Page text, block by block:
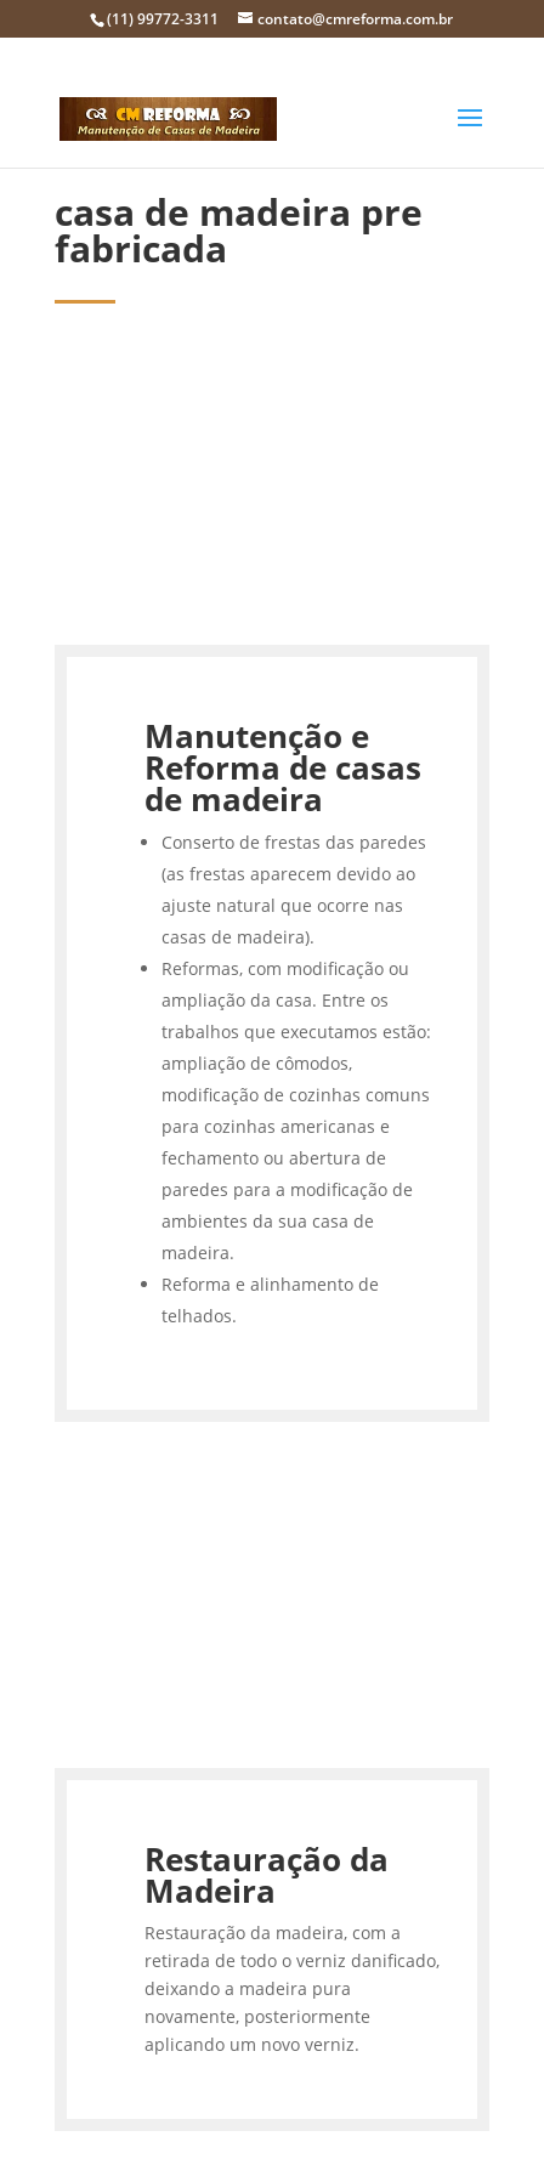
(11) 99772-3311 contato@cmreforma.com.br
casa de madeira pre
fabricada
Manutenção e
Reforma de casas
de madeira
Conserto de frestas das paredes
(as frestas aparecem devido ao
ajuste natural que ocorre nas
casas de madeira).
Reformas, com modificação ou
ampliação da casa. Entre os
trabalhos que executamos estão:
ampliação de cômodos,
modificação de cozinhas comuns
para cozinhas americanas e
fechamento ou abertura de
paredes para a modificação de
ambientes da sua casa de
madeira.
Reforma e alinhamento de
telhados.
Restauração da
Madeira
Restauração da madeira, com a
retirada de todo o verniz danificado,
deixando a madeira pura
novamente, posteriormente
aplicando um novo verniz.